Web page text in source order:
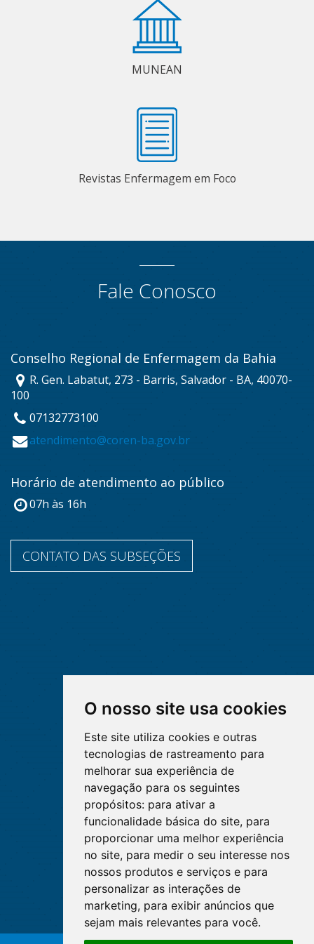
O nosso site usa cookies
Este site utiliza cookies e outras
tecnologias de rastreamento para
melhorar sua experiência de
navegação para os seguintes
propósitos: para ativar a
funcionalidade básica do site, para
proporcionar uma melhor experiência
no site, para medir o seu interesse nos
nossos produtos e serviços e para
personalizar as interações de
marketing, para exibir anúncios que
sejam mais relevantes para você.
MUNEAN
Revistas Enfermagem em Foco
Fale Conosco
Conselho Regional de Enfermagem da Bahia
R. Gen. Labatut, 273 - Barris, Salvador - BA, 40070-
100
07132773100
atendimento@coren-ba.gov.br
Horário de atendimento ao público
07h às 16h
CONTATO DAS SUBSEÇÕES